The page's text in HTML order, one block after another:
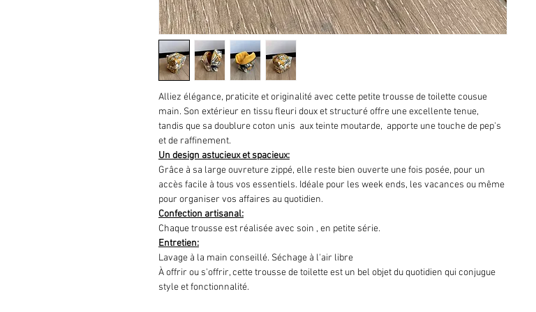
Alliez élégance, praticite et originalité avec cette petite trousse de toilette cousue
main. Son extérieur en tissu fleuri doux et structuré offre une excellente tenue,
tandis que sa doublure coton unis  aux teinte moutarde,  apporte une touche de pep's
et de raffinement.
Un design astucieux et spacieux:
Grâce à sa large ouvreture zippé, elle reste bien ouverte une fois posée, pour un
accès facile à tous vos essentiels. Idéale pour les week ends, les vacances ou même
pour organiser vos affaires au quotidien.
Confection artisanal:
Chaque trousse est réalisée avec soin , en petite série.
Entretien:
Lavage à la main conseillé. Séchage à l'air libre
À offrir ou s'offrir, cette trousse de toilette est un bel objet du quotidien qui conjugue
style et fonctionnalité.